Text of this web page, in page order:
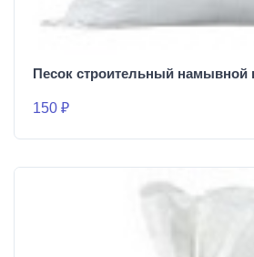
Песок строительный намывной
150 ₽